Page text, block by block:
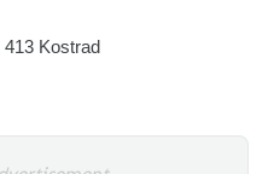
Kostrad